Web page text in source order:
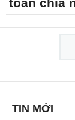
TIN MỚI